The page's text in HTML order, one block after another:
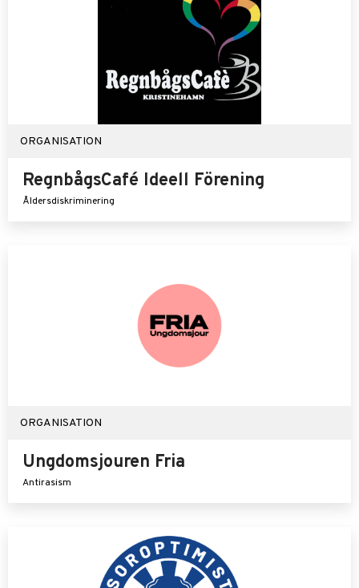
ORGANISATION
RegnbågsCafé Ideell Förening
Åldersdiskriminering
ORGANISATION
Ungdomsjouren Fria
Antirasism